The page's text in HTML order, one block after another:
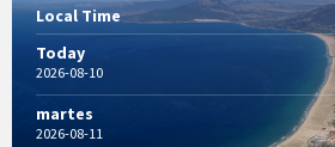
Local Time
Today
2026-08-10
martes
2026-08-11